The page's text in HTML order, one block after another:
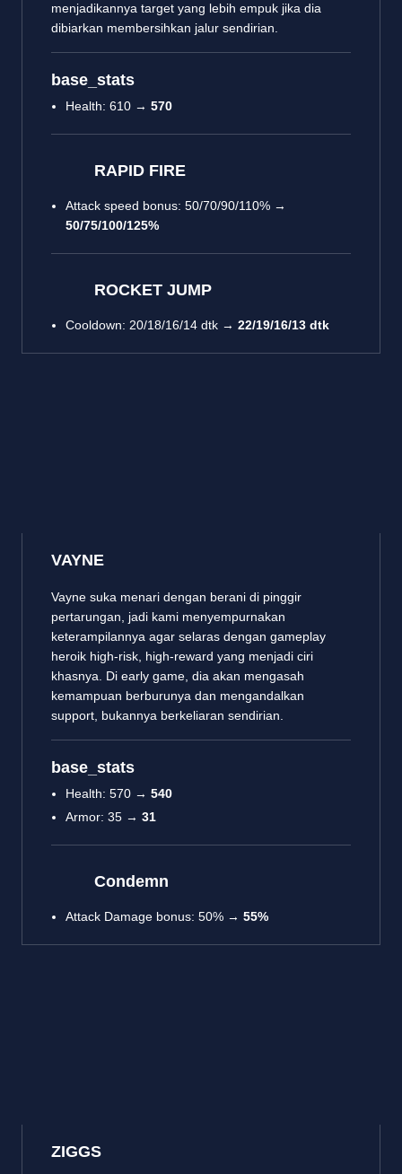
menjadikannya target yang lebih empuk jika dia
dibiarkan membersihkan jalur sendirian.
base_stats
Health: 610 → 570
RAPID FIRE
Attack speed bonus: 50/70/90/110% →
50/75/100/125%
ROCKET JUMP
Cooldown: 20/18/16/14 dtk → 22/19/16/13 dtk
VAYNE
Vayne suka menari dengan berani di pinggir
pertarungan, jadi kami menyempurnakan
keterampilannya agar selaras dengan gameplay
heroik high-risk, high-reward yang menjadi ciri
khasnya. Di early game, dia akan mengasah
kemampuan berburunya dan mengandalkan
support, bukannya berkeliaran sendirian.
base_stats
Health: 570 → 540
Armor: 35 → 31
Condemn
Attack Damage bonus: 50% → 55%
ZIGGS